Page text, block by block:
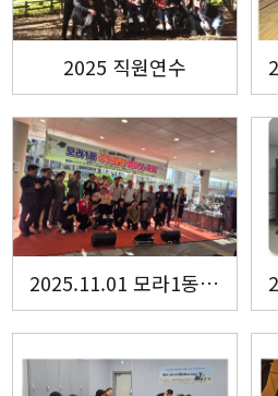
2025 직원연수
2025.11.01 모라1동 제5회 여우야놀자 모라1동 주민화합 캠퍼스 축제